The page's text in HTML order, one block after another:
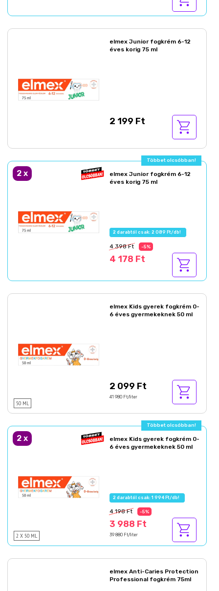
elmex Junior fogkrém 6-12
éves korig 75 ml
2 199 Ft
Többet olcsóbban!
2 x
elmex Junior fogkrém 6-12
éves korig 75 ml
2 darabtól csak: 2 089 Ft/db!
4 398 Ft -5%
4 178 Ft
50 ML
elmex Kids gyerek fogkrém 0-
6 éves gyermekeknek 50 ml
2 099 Ft
41 980 Ft/liter
Többet olcsóbban!
2 x
2 X 50 ML
elmex Kids gyerek fogkrém 0-
6 éves gyermekeknek 50 ml
2 darabtól csak: 1 994 Ft/db!
4 198 Ft -5%
3 988 Ft
39 880 Ft/liter
elmex Anti-Caries Protection
Professional fogkrém 75ml